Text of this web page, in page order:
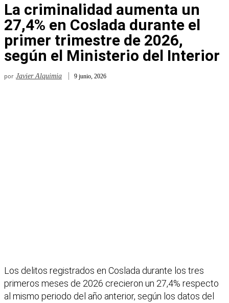
La criminalidad aumenta un
27,4% en Coslada durante el
primer trimestre de 2026,
según el Ministerio del Interior
por Javier Alquimia 9 junio, 2026
Los delitos registrados en Coslada durante los tres
primeros meses de 2026 crecieron un 27,4% respecto
al mismo periodo del año anterior, según los datos del